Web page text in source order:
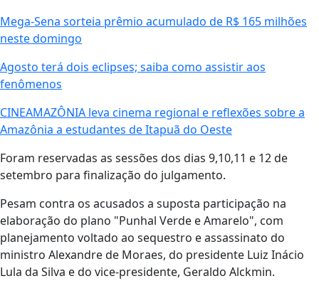
Mega-Sena sorteia prêmio acumulado de R$ 165 milhões
neste domingo
Agosto terá dois eclipses; saiba como assistir aos
fenômenos
CINEAMAZÔNIA leva cinema regional e reflexões sobre a
Amazônia a estudantes de Itapuã do Oeste
Foram reservadas as sessões dos dias 9,10,11 e 12 de
setembro para finalização do julgamento.
Pesam contra os acusados a suposta participação na
elaboração do plano "Punhal Verde e Amarelo", com
planejamento voltado ao sequestro e assassinato do
ministro Alexandre de Moraes, do presidente Luiz Inácio
Lula da Silva e do vice-presidente, Geraldo Alckmin.